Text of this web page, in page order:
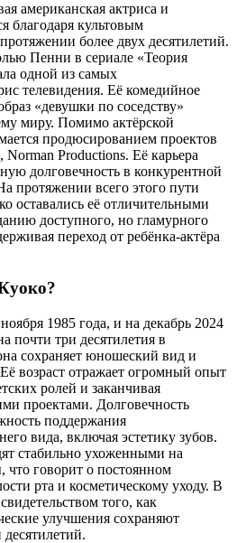
американская актриса и
благодаря культовым
более двух десятилетий.
Пенни в сериале «Теория
одной из самых
телевидения. Её комедийное
«девушки по соседству»
миру. Помимо актёрской
продюсированием проектов
Productions. Её карьера
долговечность в конкурентной
протяжении всего этого пути
оставались её отличительными
доступного, но гламурного
переход от ребёнка-актёра
1985 года, и на декабрь 2024
почти три десятилетия в
сохраняет юношеский вид и
возраст отражает огромный опыт
ролей и заканчивая
проектами. Долговечность
поддержания
вида, включая эстетику зубов.
стабильно ухоженными на
что говорит о постоянном
рта и косметическому уходу. В
того, как
улучшения сохраняют